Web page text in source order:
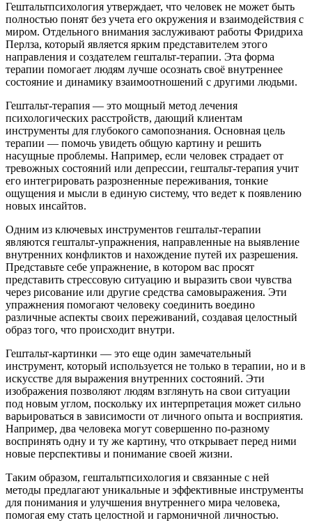
Гештальтпсихология утверждает, что человек не может быть
полностью понят без учета его окружения и взаимодействия с
миром. Отдельного внимания заслуживают работы Фридриха
Перлза, который является ярким представителем этого
направления и создателем гештальт-терапии. Эта форма
терапии помогает людям лучше осознать своё внутреннее
состояние и динамику взаимоотношений с другими людьми.
Гештальт-терапия — это мощный метод лечения
психологических расстройств, дающий клиентам
инструменты для глубокого самопознания. Основная цель
терапии — помочь увидеть общую картину и решить
насущные проблемы. Например, если человек страдает от
тревожных состояний или депрессии, гештальт-терапия учит
его интегрировать разрозненные переживания, тонкие
ощущения и мысли в единую систему, что ведет к появлению
новых инсайтов.
Одним из ключевых инструментов гештальт-терапии
являются гештальт-упражнения, направленные на выявление
внутренних конфликтов и нахождение путей их разрешения.
Представьте себе упражнение, в котором вас просят
представить стрессовую ситуацию и выразить свои чувства
через рисование или другие средства самовыражения. Эти
упражнения помогают человеку соединить воедино
различные аспекты своих переживаний, создавая целостный
образ того, что происходит внутри.
Гештальт-картинки — это еще один замечательный
инструмент, который используется не только в терапии, но и в
искусстве для выражения внутренних состояний. Эти
изображения позволяют людям взглянуть на свои ситуации
под новым углом, поскольку их интерпретация может сильно
варьироваться в зависимости от личного опыта и восприятия.
Например, два человека могут совершенно по-разному
воспринять одну и ту же картину, что открывает перед ними
новые перспективы и понимание своей жизни.
Таким образом, гештальтпсихология и связанные с ней
методы предлагают уникальные и эффективные инструменты
для понимания и улучшения внутреннего мира человека,
помогая ему стать целостной и гармоничной личностью.